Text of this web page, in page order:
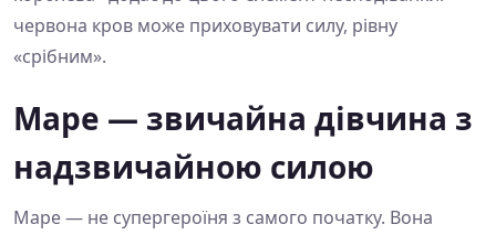
червона кров може приховувати силу, рівну
«срібним».
Маре — звичайна дівчина з
надзвичайною силою
Маре — не супергероїня з самого початку. Вона